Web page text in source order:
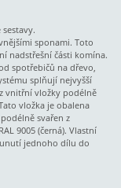
sponami. Toto
nadstřešní části komína.
spotřebičů na dřevo,
splňují nejvyšší
vnitřní vložky podélně
vložka je obalena
svařen z
9005 (černá). Vlastní
jednoho dílu do